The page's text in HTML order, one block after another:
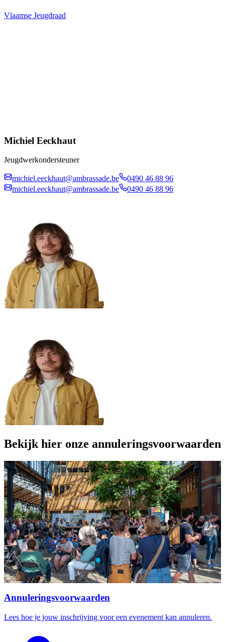
Vlaamse Jeugdraad
Michiel Eeckhaut
Jeugdwerkondersteuner
michiel.eeckhaut@ambrassade.be
0490 46 88 96
michiel.eeckhaut@ambrassade.be
0490 46 88 96
Bekijk hier onze annuleringsvoorwaarden
Annuleringsvoorwaarden
Lees hoe je jouw inschrijving voor een evenement kan annuleren.